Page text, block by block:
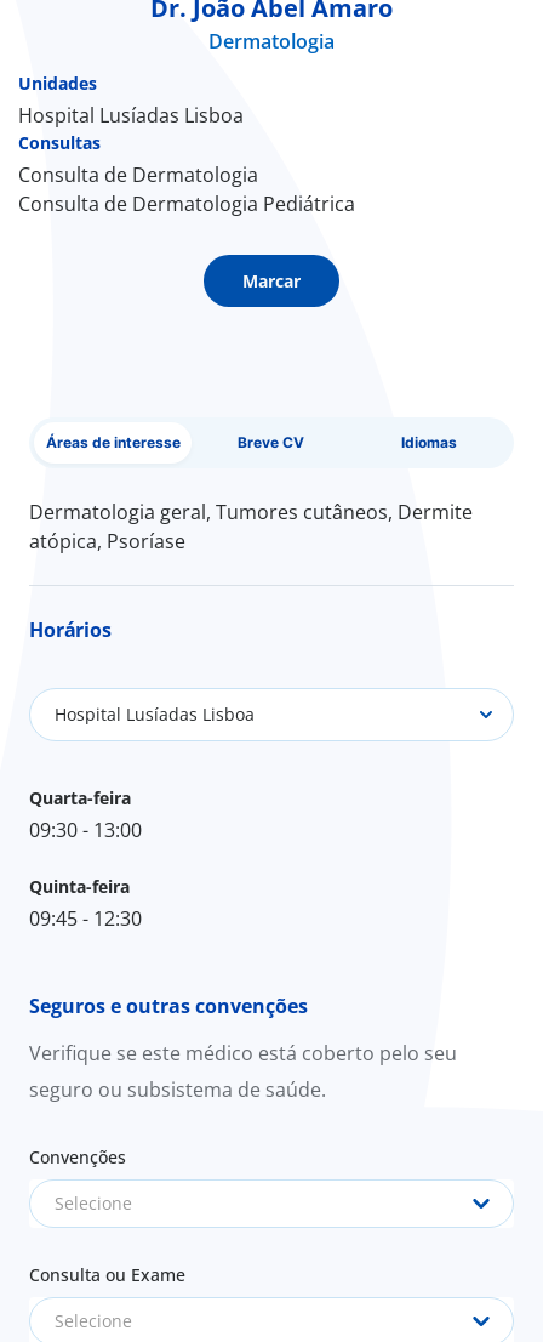
Dr. João Abel Amaro
Dermatologia
Unidades
Hospital Lusíadas Lisboa
Consultas
Consulta de Dermatologia
Consulta de Dermatologia Pediátrica
Marcar
Áreas de interesse Breve CV Idiomas
Dermatologia geral, Tumores cutâneos, Dermite
atópica, Psoríase
Horários
Hospital Lusíadas Lisboa
Quarta-feira
09:30 - 13:00
Quinta-feira
09:45 - 12:30
Seguros e outras convenções
Verifique se este médico está coberto pelo seu
seguro ou subsistema de saúde.
Convenções
Selecione
Consulta ou Exame
Selecione